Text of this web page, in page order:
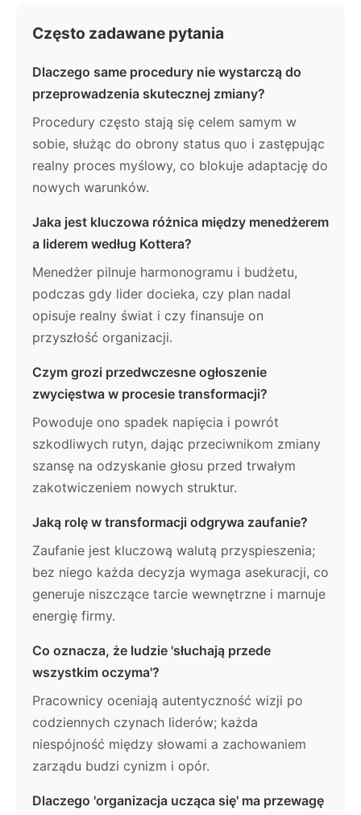
Często zadawane pytania
Dlaczego same procedury nie wystarczą do
przeprowadzenia skutecznej zmiany?
Procedury często stają się celem samym w
sobie, służąc do obrony status quo i zastępując
realny proces myślowy, co blokuje adaptację do
nowych warunków.
Jaka jest kluczowa różnica między menedżerem
a liderem według Kottera?
Menedżer pilnuje harmonogramu i budżetu,
podczas gdy lider docieka, czy plan nadal
opisuje realny świat i czy finansuje on
przyszłość organizacji.
Czym grozi przedwczesne ogłoszenie
zwycięstwa w procesie transformacji?
Powoduje ono spadek napięcia i powrót
szkodliwych rutyn, dając przeciwnikom zmiany
szansę na odzyskanie głosu przed trwałym
zakotwiczeniem nowych struktur.
Jaką rolę w transformacji odgrywa zaufanie?
Zaufanie jest kluczową walutą przyspieszenia;
bez niego każda decyzja wymaga asekuracji, co
generuje niszczące tarcie wewnętrzne i marnuje
energię firmy.
Co oznacza, że ludzie 'słuchają przede
wszystkim oczyma'?
Pracownicy oceniają autentyczność wizji po
codziennych czynach liderów; każda
niespójność między słowami a zachowaniem
zarządu budzi cynizm i opór.
Dlaczego 'organizacja ucząca się' ma przewagę